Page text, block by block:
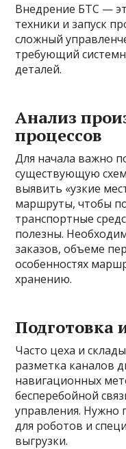
Внедрение БТС —
техники и запуск
сложный
требующий
деталей.
Анализ
процессов
Для начала важно
существующую
выявить «узкие
маршруты, чтобы
транспортные
полезны.
заказов, объеме
особенностях
хранению.
Подготовка
Часто цеха и
разметка каналов
навигационных
бесперебойной
управления. Нужно
для роботов и
выгрузки.